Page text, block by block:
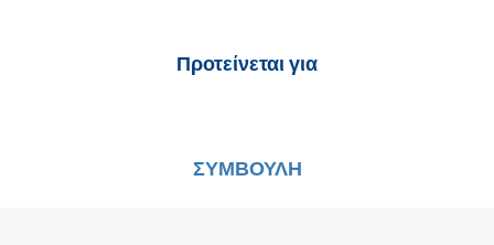
Προτείνεται για
ΣΥΜΒΟΥΛΗ